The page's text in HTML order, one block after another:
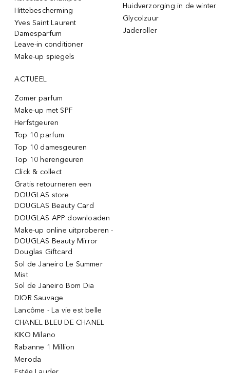
Hittebescherming
Yves Saint Laurent
Damesparfum
Leave-in conditioner
Make-up spiegels
Huidverzorging in de winter
Glycolzuur
Jaderoller
ACTUEEL
Zomer parfum
Make-up met SPF
Herfstgeuren
Top 10 parfum
Top 10 damesgeuren
Top 10 herengeuren
Click & collect
Gratis retourneren een
DOUGLAS store
DOUGLAS Beauty Card
DOUGLAS APP downloaden
Make-up online uitproberen -
DOUGLAS Beauty Mirror
Douglas Giftcard
Sol de Janeiro Le Summer
Mist
Sol de Janeiro Bom Dia
DIOR Sauvage
Lancôme - La vie est belle
CHANEL BLEU DE CHANEL
KIKO Milano
Rabanne 1 Million
Meroda